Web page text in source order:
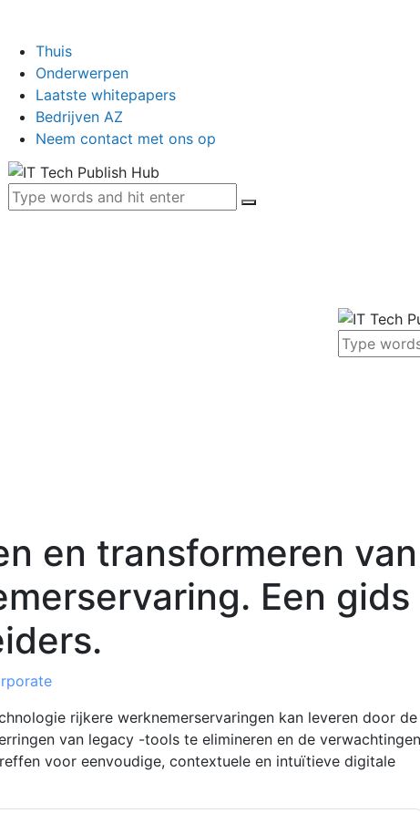
Thuis
Onderwerpen
Laatste whitepapers
Bedrijven AZ
Neem contact met ons op
en transformeren van
Een gids
rijkere werknemerservaringen kan leveren door de
van legacy -tools te elimineren en de verwachtingen
voor eenvoudige, contextuele en intuïtieve digitale